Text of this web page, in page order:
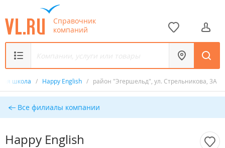
Справочник
компаний
школа / Happy English / район "Эгершельд", ул. Стрельникова, 3А
Все филиалы компании
Happy English